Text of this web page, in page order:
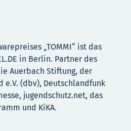
„TOMMI“ ist das
in Berlin. Partner des
Auerbach Stiftung, der
(dbv), Deutschlandfunk
jugendschutz.net, das
und KiKA.